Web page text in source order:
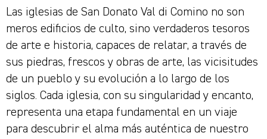
Las iglesias de San Donato Val di Comino no son
meros edificios de culto, sino verdaderos tesoros
de arte e historia, capaces de relatar, a través de
sus piedras, frescos y obras de arte, las vicisitudes
de un pueblo y su evolución a lo largo de los
siglos. Cada iglesia, con su singularidad y encanto,
representa una etapa fundamental en un viaje
para descubrir el alma más auténtica de nuestro